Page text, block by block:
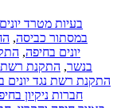
בעיות מטרד יונים
במסתור כביסה,
יונים בחיפה,
בנשר, התקנת רשת
התקנת רשת נגד יונים
חברות ניקיון